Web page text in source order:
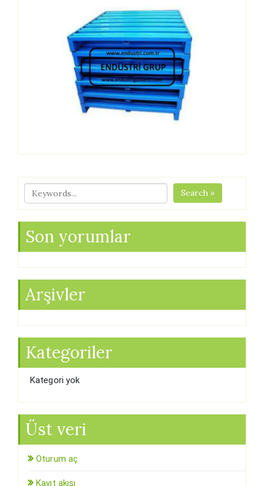
Search »
Son yorumlar
Arşivler
Kategoriler
Kategori yok
Üst veri
Oturum aç
Kayıt akışı